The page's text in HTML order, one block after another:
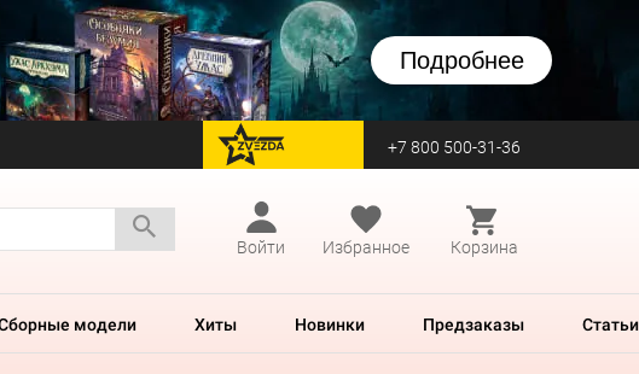
Подробнее
перейти на Zvezda +7 800 500-31-36
Войти
Избранное Корзина
модели Хиты Новинки Предзаказы Статьи